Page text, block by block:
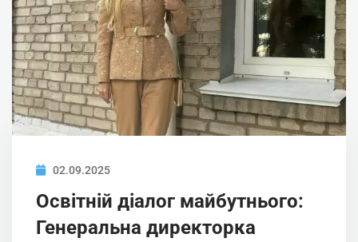
02.09.2025
Освітній діалог майбутнього:
Генеральна директорка